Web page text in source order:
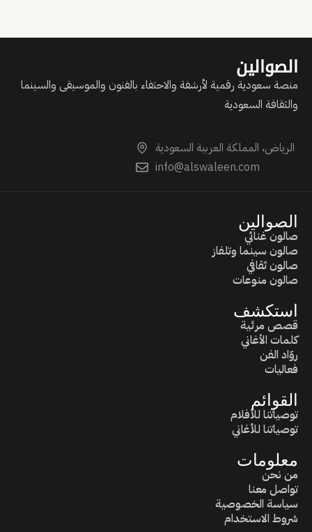
الصوالين
منصة سعودية رقمية لأرشفة والاحتفاء بالفنون والموسيقى والسينما
والثقافة السعودية
الرياض، المملكة العربية السعودية
info@alswaleen.com
الصوالين
صالون غنائي
صالون سينما وتلفاز
صالون ثقافي
صالون منوعات
استكشف
قصص مرئية
كلمات الأغاني
روّاد الفن
فعاليات
القوائم
توصياتنا للأفلام
توصياتنا للأغاني
معلومات
من نحن
تواصل معنا
سياسة الخصوصية
شروط الاستخدام